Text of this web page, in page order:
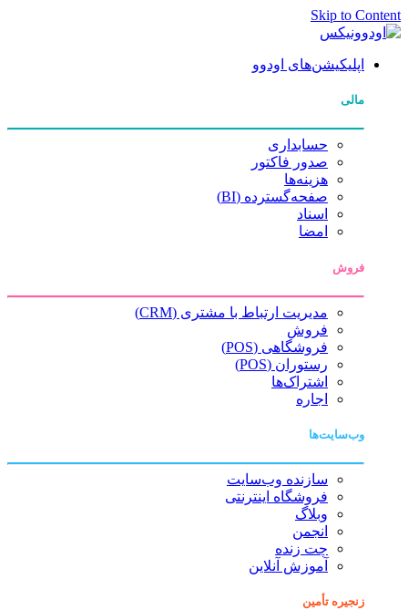
Skip to Content
اپلیکیشن‌های اودوو
مالی
حسابداری
صدور فاکتور
هزینه‌ها
صفحه‌گسترده (BI)
اسناد
امضا
فروش
مدیریت ارتباط با مشتری (CRM)
فروش
فروشگاهی (POS)
رستوران (POS)
اشتراک‌ها
اجاره
وب‌سایت‌ها
سازنده وب‌سایت
فروشگاه اینترنتی
وبلاگ
انجمن
چت زنده
آموزش آنلاین
زنجیره تأمین